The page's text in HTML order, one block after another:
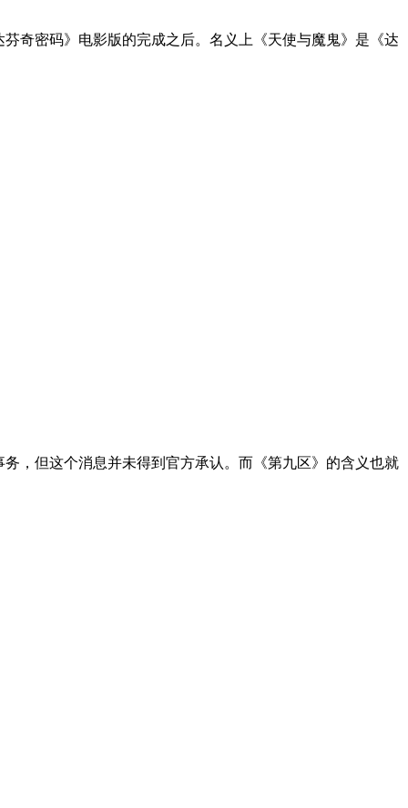
奇密码》电影版的完成之后。名义上《天使与魔鬼》是《达
，但这个消息并未得到官方承认。而《第九区》的含义也就